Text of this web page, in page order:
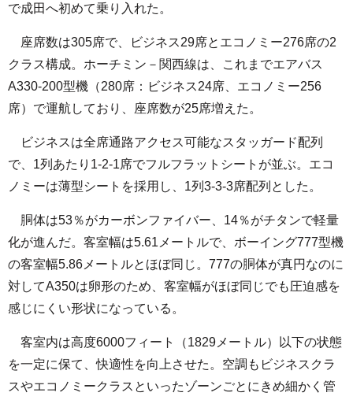
で成田へ初めて乗り入れた。
座席数は305席で、ビジネス29席とエコノミー276席の2
クラス構成。ホーチミン－関西線は、これまでエアバス
A330-200型機（280席：ビジネス24席、エコノミー256
席）で運航しており、座席数が25席増えた。
ビジネスは全席通路アクセス可能なスタッガード配列
で、1列あたり1-2-1席でフルフラットシートが並ぶ。エコ
ノミーは薄型シートを採用し、1列3-3-3席配列とした。
胴体は53％がカーボンファイバー、14％がチタンで軽量
化が進んだ。客室幅は5.61メートルで、ボーイング777型機
の客室幅5.86メートルとほぼ同じ。777の胴体が真円なのに
対してA350は卵形のため、客室幅がほぼ同じでも圧迫感を
感じにくい形状になっている。
客室内は高度6000フィート（1829メートル）以下の状態
を一定に保て、快適性を向上させた。空調もビジネスクラ
スやエコノミークラスといったゾーンごとにきめ細かく管